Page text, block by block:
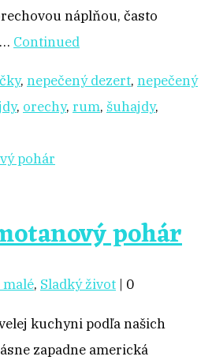
náplňou, často
Continued
, nepečený dezert, nepečený
, orechy, rum, šuhajdy,
pohár
, Sladký život | 0
kuchyni podľa našich
zapadne americká